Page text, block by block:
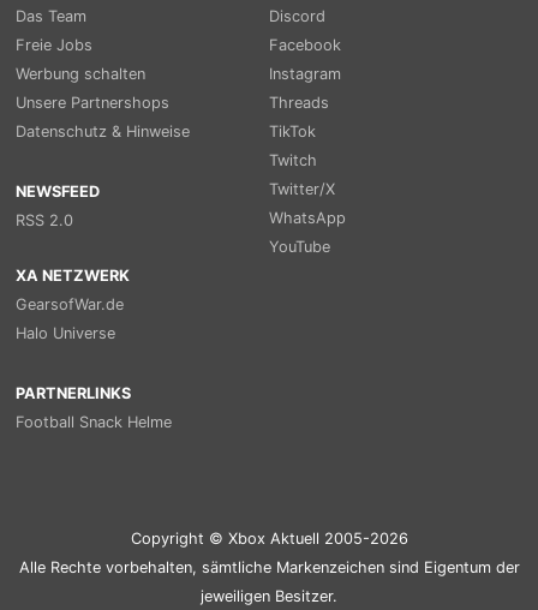
Das Team
Freie Jobs
Werbung schalten
Unsere Partnershops
Datenschutz & Hinweise
NEWSFEED
RSS 2.0
Discord
Facebook
Instagram
Threads
TikTok
Twitch
Twitter/X
WhatsApp
YouTube
XA NETZWERK
GearsofWar.de
Halo Universe
PARTNERLINKS
Football Snack Helme
Copyright © Xbox Aktuell 2005-2026
Alle Rechte vorbehalten, sämtliche Markenzeichen sind Eigentum der
jeweiligen Besitzer.